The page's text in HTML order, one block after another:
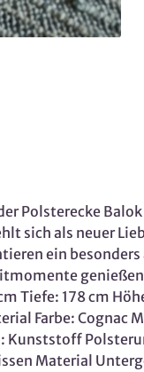
Polsterecke
sich als neuer
ein
Tiefe: 178 cm
Farbe: Cognac
Kunststoff
Material